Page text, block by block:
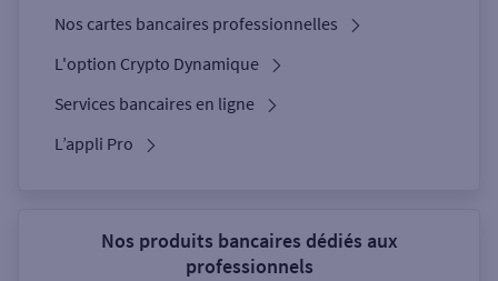
Nos cartes bancaires professionnelles
L'option Crypto Dynamique
Services bancaires en ligne
L’appli Pro
Nos produits bancaires dédiés aux
professionnels